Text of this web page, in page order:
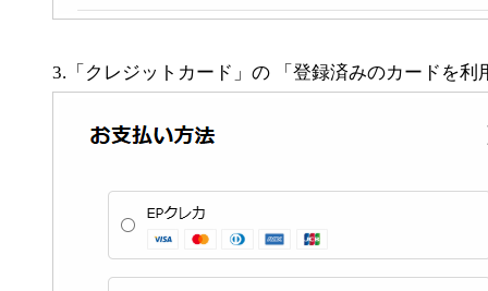
3.「クレジットカード」の 「登録済みのカードを